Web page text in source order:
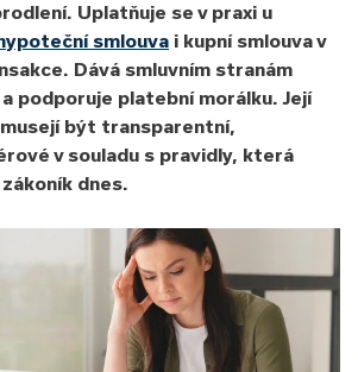
Uplatňuje se v praxi u
smlouva i kupní smlouva v
Dává smluvním stranám
podporuje platební morálku. Její
být transparentní,
v souladu s pravidly, která
dnes.